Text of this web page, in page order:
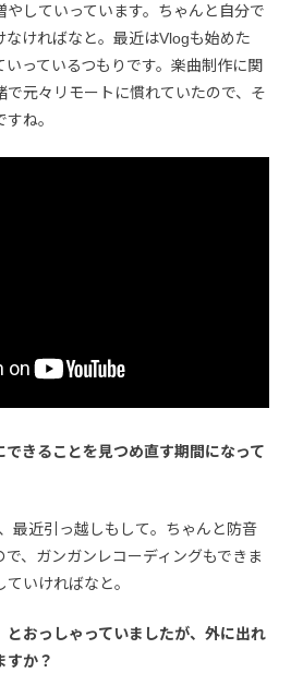
やしていっています。ちゃんと自分で
なければなと。最近はVlogも始めた
っているつもりです。楽曲制作に関
で元々リモートに慣れていたので、そ
ね。
きることを見つめ直す期間になって
最近引っ越しもして。ちゃんと防音
、ガンガンレコーディングもできま
いければなと。
おっしゃっていましたが、外に出れ
すか？